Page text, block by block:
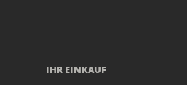
IHR EINKAUF